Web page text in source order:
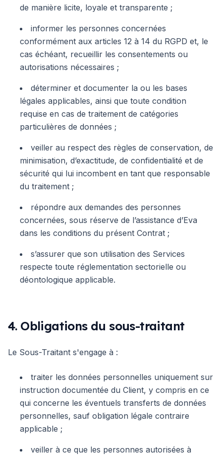
de manière licite, loyale et transparente ;
informer les personnes concernées
conformément aux articles 12 à 14 du RGPD et, le
cas échéant, recueillir les consentements ou
autorisations nécessaires ;
déterminer et documenter la ou les bases
légales applicables, ainsi que toute condition
requise en cas de traitement de catégories
particulières de données ;
veiller au respect des règles de conservation, de
minimisation, d’exactitude, de confidentialité et de
sécurité qui lui incombent en tant que responsable
du traitement ;
répondre aux demandes des personnes
concernées, sous réserve de l’assistance d’Eva
dans les conditions du présent Contrat ;
s’assurer que son utilisation des Services
respecte toute réglementation sectorielle ou
déontologique applicable.
4. Obligations du sous-traitant
Le Sous-Traitant s'engage à :
traiter les données personnelles uniquement sur
instruction documentée du Client, y compris en ce
qui concerne les éventuels transferts de données
personnelles, sauf obligation légale contraire
applicable ;
veiller à ce que les personnes autorisées à